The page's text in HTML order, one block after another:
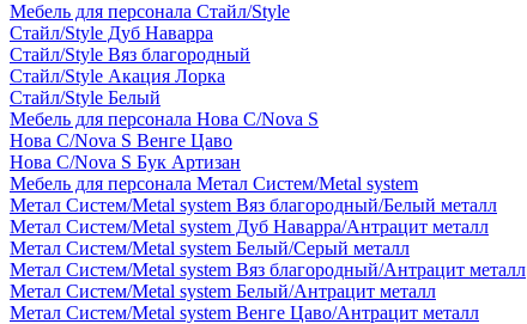
Мебель для персонала Стайл/Style
Стайл/Style Дуб Наварра
Стайл/Style Вяз благородный
Стайл/Style Акация Лорка
Стайл/Style Белый
Мебель для персонала Нова С/Nova S
Нова С/Nova S Венге Цаво
Нова С/Nova S Бук Артизан
Мебель для персонала Метал Систем/Metal system
Метал Систем/Metal system Вяз благородный/Белый металл
Метал Систем/Metal system Дуб Наварра/Антрацит металл
Метал Систем/Metal system Белый/Серый металл
Метал Систем/Metal system Вяз благородный/Антрацит металл
Метал Систем/Metal system Белый/Антрацит металл
Метал Систем/Metal system Венге Цаво/Антрацит металл